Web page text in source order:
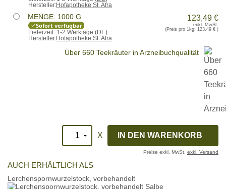
Hersteller:Hofapotheke St. Afra
MENGE: 1000 G
Sofort verfügbar
Lieferzeit: 1-2 Werktage (DE)
Hersteller:Hofapotheke St. Afra
123,49 €
exkl. MwSt.
(Preis pro 1kg: 123,49 €)
Über 660 Teekräuter in Arzneibuchqualität
X
Preise exkl. MwSt. exkl. Versand
AUCH ERHÄLTLICH ALS
Lerchenspornwurzelstock, vorbehandelt